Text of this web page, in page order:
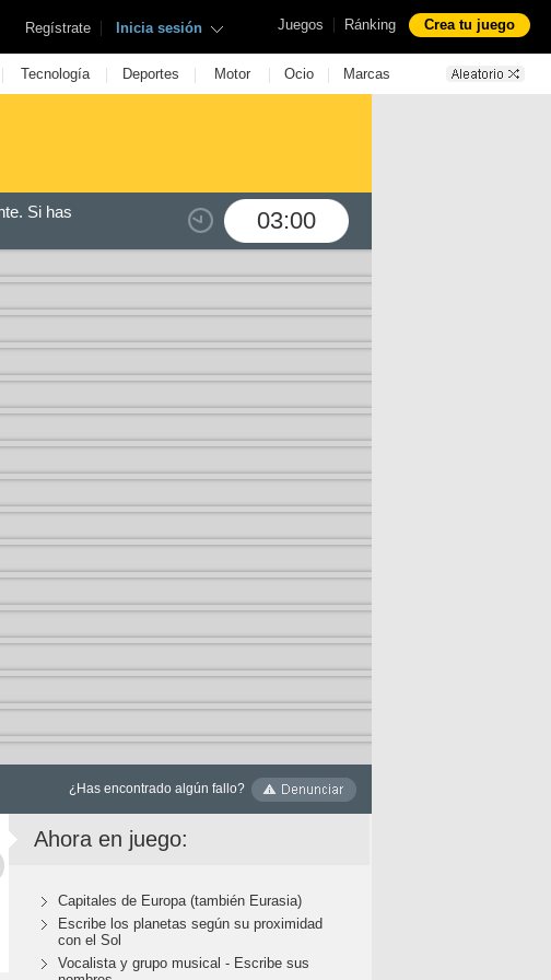
Juegos | Ránking Crea tu juego
Regístrate | Inicia sesión
| Tecnología | Deportes | Motor | Ocio | Marcas
03:00
Si has
¿Has encontrado algún fallo?
Ahora en juego:
Capitales de Europa (también Eurasia)
Escribe los planetas según su proximidad
con el Sol
Vocalista y grupo musical - Escribe sus